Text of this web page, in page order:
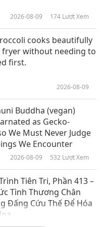
Quan Về Luật Động
Vấn Bruce Wagman
Lòng Từ Bi Của Chúng
Tác Giả Ni Sư
Tenzin Palmo (trường
1/2
2026-08-09 174 Lượt Xem
cooks beautifully
fryer without needing to
first.
2026-08-09
Buddha (vegan)
as Gecko-
We Must Never Judge
We Encounter
2026-08-09 532 Lượt Xem
Tiên Tri, Phần 413 –
Tình Thương Chân
Đấng Cứu Thế Để Hóa